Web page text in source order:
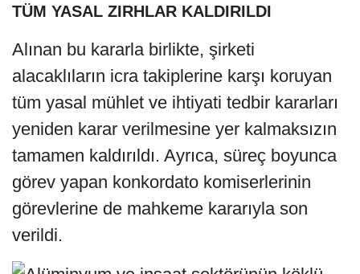
TÜM YASAL ZIRHLAR KALDIRILDI
Alınan bu kararla birlikte, şirketi
alacaklıların icra takiplerine karşı koruyan
tüm yasal mühlet ve ihtiyati tedbir kararları
yeniden karar verilmesine yer kalmaksızın
tamamen kaldırıldı. Ayrıca, süreç boyunca
görev yapan konkordato komiserlerinin
görevlerine de mahkeme kararıyla son
verildi.